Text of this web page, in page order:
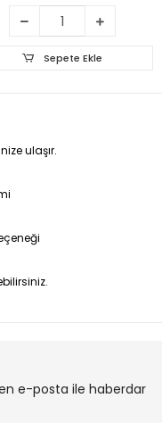
Sepete Ekle
ulaşır.
e-posta ile haberdar